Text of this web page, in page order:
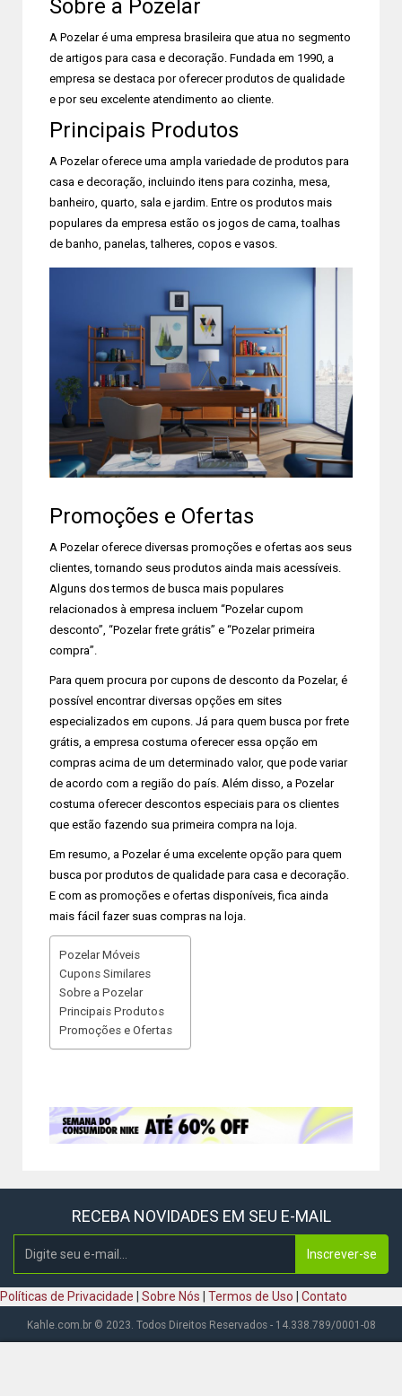
Sobre a Pozelar
A Pozelar é uma empresa brasileira que atua no segmento
de artigos para casa e decoração. Fundada em 1990, a
empresa se destaca por oferecer produtos de qualidade
e por seu excelente atendimento ao cliente.
Principais Produtos
A Pozelar oferece uma ampla variedade de produtos para
casa e decoração, incluindo itens para cozinha, mesa,
banheiro, quarto, sala e jardim. Entre os produtos mais
populares da empresa estão os jogos de cama, toalhas
de banho, panelas, talheres, copos e vasos.
Promoções e Ofertas
A Pozelar oferece diversas promoções e ofertas aos seus
clientes, tornando seus produtos ainda mais acessíveis.
Alguns dos termos de busca mais populares
relacionados à empresa incluem “Pozelar cupom
desconto”, “Pozelar frete grátis” e “Pozelar primeira
compra”.
Para quem procura por cupons de desconto da Pozelar, é
possível encontrar diversas opções em sites
especializados em cupons. Já para quem busca por frete
grátis, a empresa costuma oferecer essa opção em
compras acima de um determinado valor, que pode variar
de acordo com a região do país. Além disso, a Pozelar
costuma oferecer descontos especiais para os clientes
que estão fazendo sua primeira compra na loja.
Em resumo, a Pozelar é uma excelente opção para quem
busca por produtos de qualidade para casa e decoração.
E com as promoções e ofertas disponíveis, fica ainda
mais fácil fazer suas compras na loja.
Pozelar Móveis
Cupons Similares
Sobre a Pozelar
Principais Produtos
Promoções e Ofertas
RECEBA NOVIDADES EM SEU E-MAIL
Inscrever-se
Políticas de Privacidade Sobre Nós Termos de Uso Contato
Kahle.com.br © 2023. Todos Direitos Reservados - 14.338.789/0001-08